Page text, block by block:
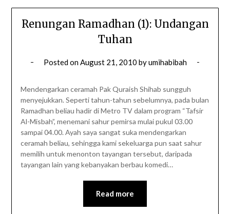
Renungan Ramadhan (1): Undangan
Tuhan
Posted onAugust 21, 2010 byumihabibah
Mendengarkan ceramah Pak Quraish Shihab sungguh
menyejukkan. Seperti tahun-tahun sebelumnya, pada bulan
Ramadhan beliau hadir di Metro TV dalam program “Tafsir
Al-Misbah”, menemani sahur pemirsa mulai pukul 03.00
sampai 04.00. Ayah saya sangat suka mendengarkan
ceramah beliau, sehingga kami sekeluarga pun saat sahur
memilih untuk menonton tayangan tersebut, daripada
tayangan lain yang kebanyakan berbau komedi…
Read more